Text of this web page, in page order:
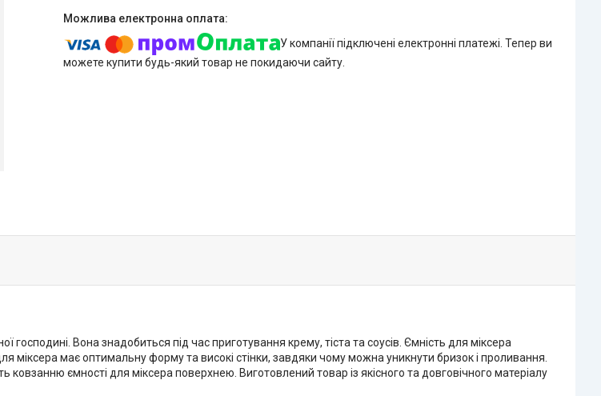
У компанії підключені електронні платежі. Тепер ви
можете купити будь-який товар не покидаючи сайту.
Вона знадобиться під час приготування крему, тіста та соусів. Ємність для міксера
міксера має оптимальну форму та високі стінки, завдяки чому можна уникнути бризок і проливання.
ємності для міксера поверхнею. Виготовлений товар із якісного та довговічного матеріалу